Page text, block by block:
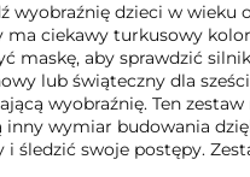
wyobraźnię dzieci w wieku
ma ciekawy turkusowy
maskę, aby sprawdzić
lub świąteczny dla
wyobraźnię. Ten
inny wymiar budowania
i śledzić swoje postępy.